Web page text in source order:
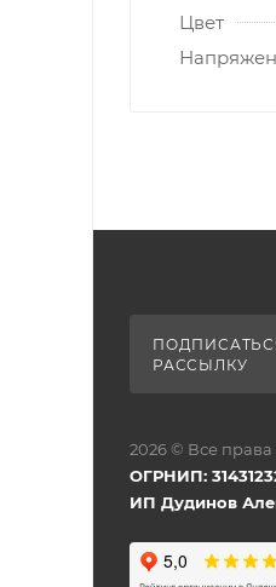
Цвет
РАССЫЛКУ
2026 © Все
ОГРНИП:
ИП Дудинов